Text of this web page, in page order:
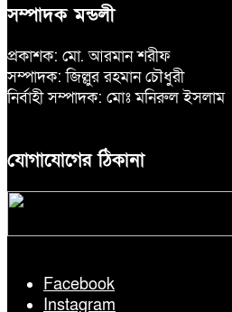
সম্পাদক মন্ডলী
প্রকাশক: মো. আরমান শরীফ
সম্পাদক: জিল্লুর রহমান চৌধুরী
নির্বাহী সম্পাদক: মোঃ মনিরুল ইসলাম
যোগাযোগের ঠিকানা
Facebook
Instagram